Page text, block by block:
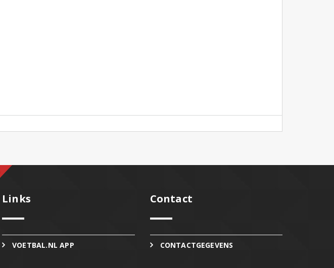
Links
VOETBAL.NL APP
Contact
CONTACTGEGEVENS